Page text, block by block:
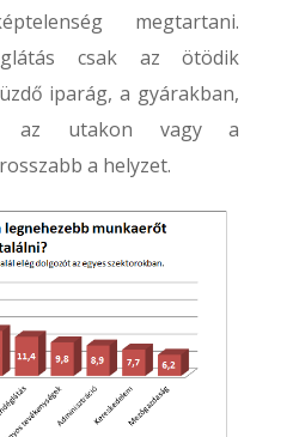
megtartani.
csak az ötödik
iparág, a gyárakban,
az utakon vagy a
a helyzet.